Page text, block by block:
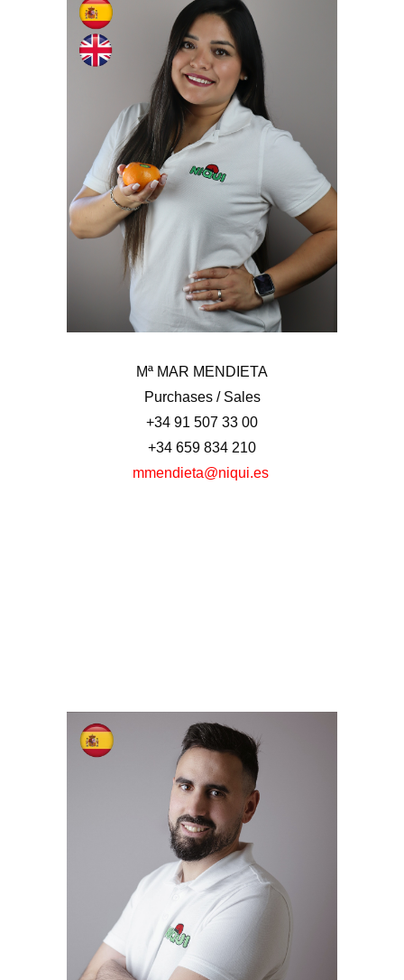
Mª MAR MENDIETA
Purchases / Sales
Mª MAR MENDIETA
Purchases / Sales
+34 91 507 33 00
+34 659 834 210
mmendieta@niqui.es
JULIÁN DORADO
Warehouse